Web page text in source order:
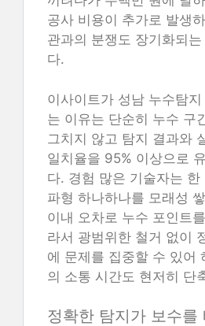
공사 비용이 추가로 발생
관과의 분쟁도 장기화되
다.
이사이트가 성남 누수탐
는 이유는 단순히 누수 구
그치지 않고 탐지 결과와
일치율을 95% 이상으로
다. 경험 많은 기술자는 한
파형 하나하나를 모래성
이내 오차로 누수 포인트
라서 광범위한 철거 없이
에 문제를 집중할 수 있어
의 소통 시간도 현저히 단
정확한 탐지가 보수를